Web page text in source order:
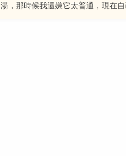
湯，那時候我還嫌它太普通，現在